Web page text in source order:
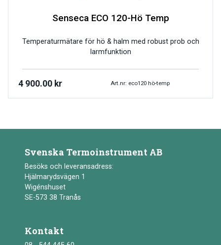
Senseca ECO 120-Hö Temp
Temperaturmätare för hö & halm med robust prob och
larmfunktion
4 900.00 kr Art.nr: eco120 hö-temp
Svenska Termoinstrument AB
Besöks och leveransadress:
Hjälmarydsvägen 1
Wigénshuset
SE-573 38 Tranås
Kontakt